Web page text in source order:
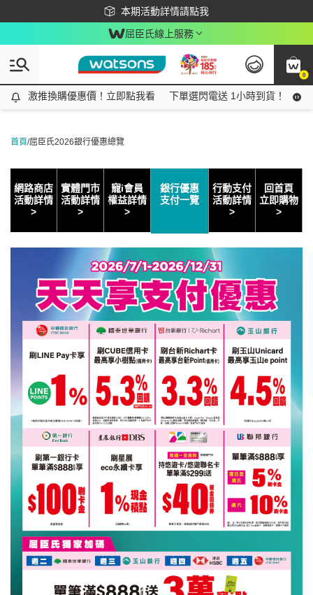
本期活動詳情請點我
下載app最高回饋$350
屈臣氏線上服務
0
激推換購優惠價！立即點我看
激推換購優惠價！立即點我看 下單選閃電送 1小時到貨！領神
首頁/屈臣氏2026銀行優惠總覽
網路商店
活動詳情
>
實體門市
活動詳情
>
寵i會員
權益詳情
>
銀行優惠
支付一覽
行動支付
活動詳情
>
回首頁
立即購物
>